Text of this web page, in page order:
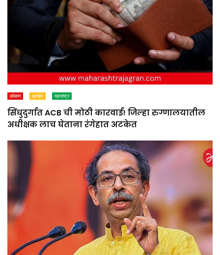
कोकण क्राईम महाराष्ट्र
सिंधुदुर्गात ACB ची मोठी कारवाई! जिल्हा रुग्णालयातील
अधीक्षक लाच घेताना रंगेहात अटकेत